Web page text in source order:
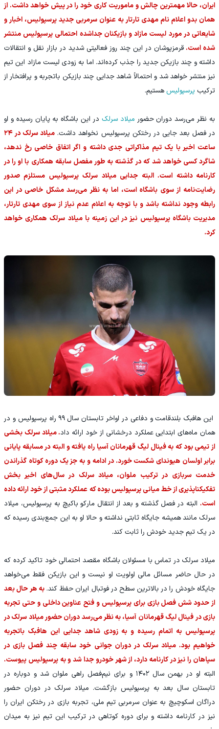
ایران، حالا مهمترین چالش و ماموریت کاری خود را در پیش خواهد داشت. از
همان بدو اعلام نام مهدی تارتار به عنوان سرمربی جدید پرسپولیس، اخبار و
شایعاتی در مورد لیست مازاد و بازیکنان جداشده احتمالی پرسپولیس منتشر
شده است. قرمزپوشان در این چند روز فعالیتی شدید در بازار نقل و انتقالات
داشته و چند بازیکن جدید را جذب کرده‌اند. اما به زودی لیست مازاد این تیم
نیز منتشر خواهد شد و احتمالاً شاهد جدایی چند بازیکن باتجربه و پرافتخار از
ترکیب پرسپولیس هستیم.
به نظر می‌رسد دوران حضور میلاد سرلک در این باشگاه به پایان رسیده و او
در فصل بعد جایی در رختکن پرسپولیس نخواهد داشت.
میلاد سرلک در ۲۴
ساعت اخیر با یک تیم مذاکراتی جدی داشته و اگر اتفاق خاصی رخ ندهد،
شاگرد کسی خواهد شد که در گذشته به طور مفصل سابقه همکاری با او را در
کارنامه داشته است. البته جدایی میلاد سرلک پرسپولیس مستلزم صدور
رضایت‌نامه از سوی باشگاه است، اما به نظر می‌رسد مشکل خاصی در این
رابطه وجود نداشته باشد و با توجه به اعلام عدم نیاز از سوی مهدی تارتار،
مدیریت باشگاه پرسپولیس نیز در این زمینه با میلاد سرلک همکاری خواهد
کرد.
این هافبک بلندقامت و دفاعی در اواخر تابستان سال ۹۹ راه پرسپولیس و در
همان ماه‌های ابتدایی عملکرد درخشانی از خود ارائه داد. میلاد سرلک بخشی
از تیمی بود که به فینال لیگ قهرمانان آسیا راه یافته و البته در مسابقه پایانی
برابر اولسان هیوندای شکست خورد. در ادامه و به جز یک دوره کوتاه گذراندن
خدمت سربازی در ترکیب ملوان، میلاد سرلک در سال‌های اخیر بخش
تفکیک‎ناپذیری از خط میانی پرسپولیس بوده که عملکرد مثبتی از خود ارائه داده
است. البته در فصل گذشته و بعد از انتقال مارکو باکیچ به پرسپولیس، میلاد
سرلک مانند همیشه جایگاه ثابتی نداشته و حالا او به این جمع‌بندی رسیده که
در یک تیم جدید خودش را ثابت کند.
میلاد سرلک در تماس با مسئولان باشگاه مقصد احتمالی خود تاکید کرده که
در حال حاضر مسائل مالی اولویت او نیست و این بازیکن فقط می‌خواهد
جایگاه خودش را در بالاترین سطح در فوتبال ایران حفظ کند.به هر حال بعد
از حدود شش فصل بازی برای پرسپولیس و فتح عناوین داخلی و حتی تجربه
بازی در فینال لیگ قهرمانان آسیا، به نظر می‌رسد دوران حضور میلاد سرلک در
پرسپولیس به اتمام رسیده و به زودی شاهد جدایی این هافبک باتجربه
خواهیم بود. میلاد سرلک در دوران جوانی خود سابقه چند فصل بازی در
سپاهان را نیز در کارنامه دارد، از شهر خودرو جدا شد و به پرسپولیس پیوست.
البته او در بهمن سال ۱۴۰۲ و برای نیم‌فصل راهی ملوان شد و دوباره در
تابستان سال بعد به پرسپولیس بازگشت. میلاد سرلک در دوران حضور
دراگان اسکوچیچ به عنوان سرمربی تیم ملی، تجربه بازی در رختکن ایران را
نیز در کارنامه داشته و برای دوره کوتاهی در ترکیب این تیم نیز به میدان